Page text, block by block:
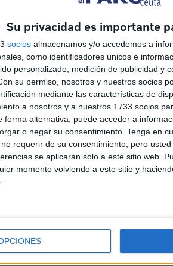
Su privacidad es importante
socios almacenamos y/o accedemos a
como identificadores únicos e
personalizado, medición de publicidad y
su permiso, nosotros y nuestros socios
mediante las características de
a nosotros y a nuestros 1733 socios
forma alternativa, puede acceder a
o negar su consentimiento. Tenga en
requerir de su consentimiento, pero
se aplicarán solo a este sitio web.
momento volviendo a este sitio y
públicamente sus más profundas
de más de 40 agrupaciones y
del Gran Teatro Falla, Juan
de Ceuta a un
HACE 54 MINUTOS